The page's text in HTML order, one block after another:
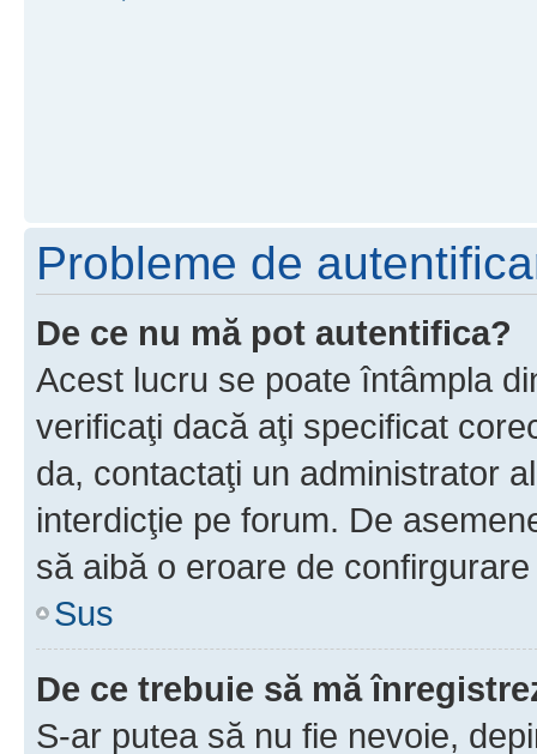
Probleme de
De ce nu mă pot autentifica?
Acest lucru se poate întâmpla
verificaţi dacă aţi specificat
da, contactaţi un administrator
interdicţie pe forum. De
să aibă o eroare de
Sus
De ce trebuie să mă
S-ar putea să nu fie nevoie,